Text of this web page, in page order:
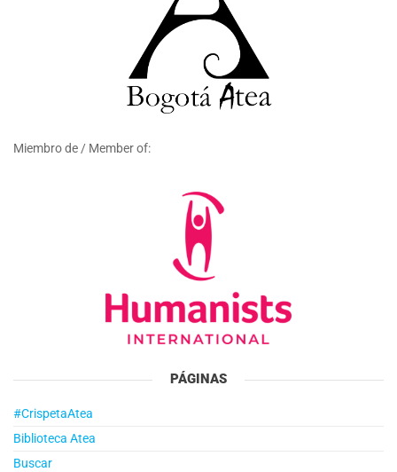
Miembro de / Member of:
PÁGINAS
#CrispetaAtea
Biblioteca Atea
Buscar